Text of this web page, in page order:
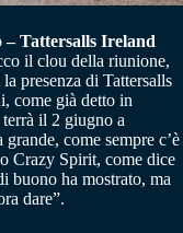
– Tattersalls Ireland
il clou della riunione,
presenza di Tattersalls
come già detto in
il 2 giugno a
come sempre c’è
Crazy Spirit, come dice
buono ha mostrato, ma
dare”.